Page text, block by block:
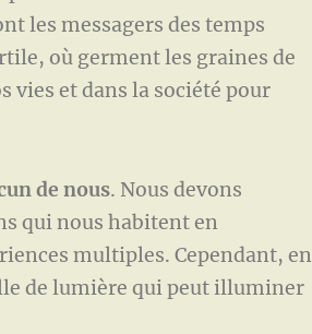
les messagers des temps
où germent les graines de
vies et dans la société pour
de nous. Nous devons
qui nous habitent en
multiples. Cependant, en
de lumière qui peut illuminer